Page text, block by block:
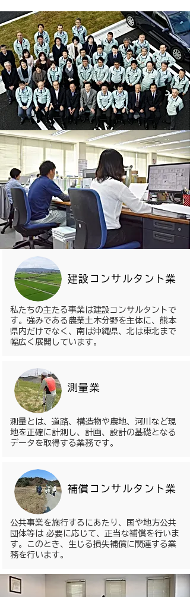
​建設コンサルタント業
私たちの主たる事業は建設コンサルタントで
す。強みである農業土木分野を主体に、熊本
県内だけでなく、南は沖縄県、北は東北まで
幅広く展開しています。
​測量業
測量とは、道路、構造物や農地、河川など現
地を正確に計測し、計画、設計の基礎となる
データを取得する業務です。
補償コンサルタント業
公共事業を施行するにあたり、国や地方公共
団体等は 必要に応じて、正当な補償を行いま
す。このとき、生じる損失補償に関連する業
務を行います。